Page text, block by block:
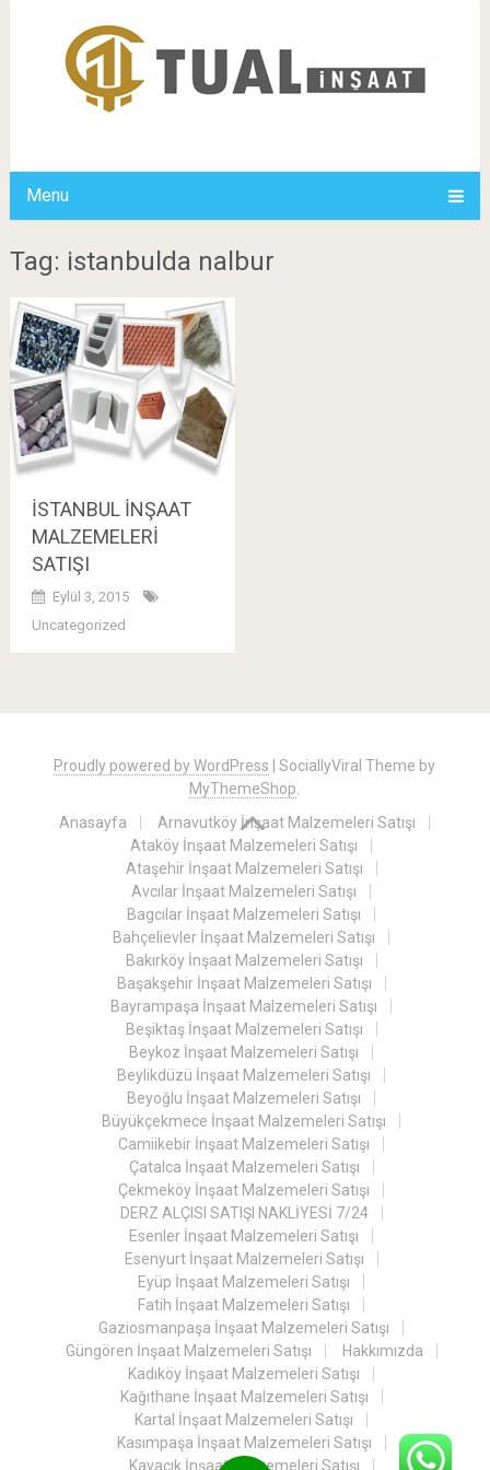
Menu
Tag: istanbulda nalbur
İSTANBUL İNŞAAT
MALZEMELERİ
SATIŞI
Eylül 3, 2015
Uncategorized
navigation
Proudly powered by WordPress |SociallyViral Theme by
MyThemeShop
Anasayfa
Arnavutköy İnşaat Malzemeleri Satışı
Ataköy İnşaat Malzemeleri Satışı
Ataşehir İnşaat Malzemeleri Satışı
Avcılar İnşaat Malzemeleri Satışı
Bagcılar İnşaat Malzemeleri Satışı
Bahçelievler İnşaat Malzemeleri Satışı
Bakırköy İnşaat Malzemeleri Satışı
Başakşehir İnşaat Malzemeleri Satışı
Bayrampaşa İnşaat Malzemeleri Satışı
Beşiktaş İnşaat Malzemeleri Satışı
Beykoz İnşaat Malzemeleri Satışı
Beylikdüzü İnşaat Malzemeleri Satışı
Beyoğlu İnşaat Malzemeleri Satışı
Büyükçekmece İnşaat Malzemeleri Satışı
Camiikebir İnşaat Malzemeleri Satışı
Çatalca İnşaat Malzemeleri Satışı
Çekmeköy İnşaat Malzemeleri Satışı
DERZ ALÇISI SATIŞI NAKLİYESİ 7/24
Esenler İnşaat Malzemeleri Satışı
Esenyurt İnşaat Malzemeleri Satışı
Eyüp İnşaat Malzemeleri Satışı
Fatih İnşaat Malzemeleri Satışı
Gaziosmanpaşa İnşaat Malzemeleri Satışı
Güngören İnşaat Malzemeleri Satışı
Hakkımızda
Kadıköy İnşaat Malzemeleri Satışı
Kağıthane İnşaat Malzemeleri Satışı
Kartal İnşaat Malzemeleri Satışı
Kasımpaşa İnşaat Malzemeleri Satışı
Kavacık İnşaat Malzemeleri Satışı